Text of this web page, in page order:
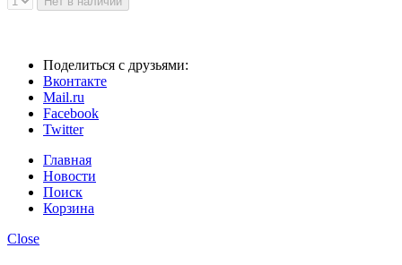
Поделиться с друзьями:
Вконтакте
Mail.ru
Facebook
Twitter
Главная
Новости
Поиск
Корзина
Close